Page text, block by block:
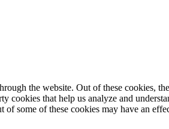
the website. Out of these cookies,
cookies that help us analyze and
some of these cookies may have an